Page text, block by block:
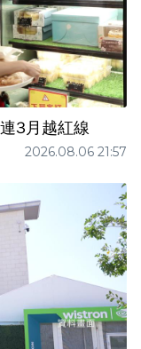
3月越紅線
2026.08.06 21:57